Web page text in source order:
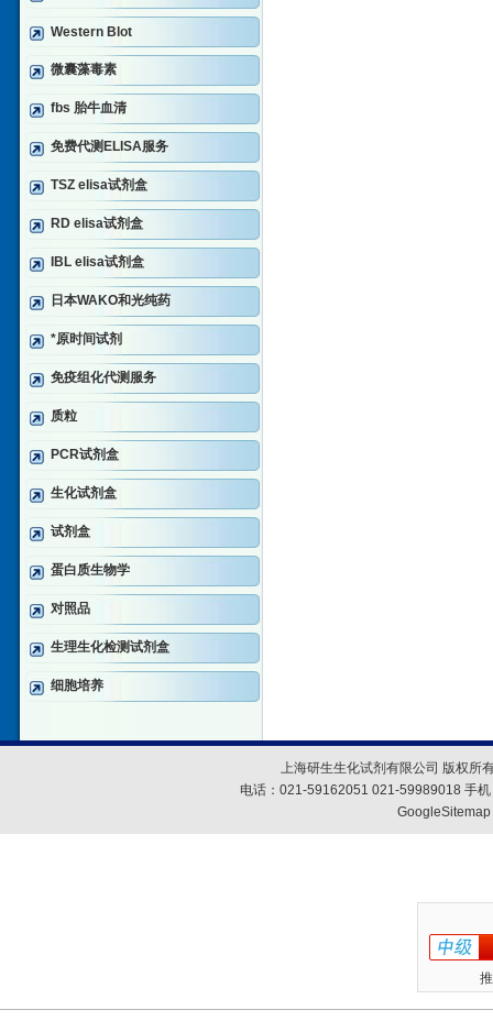
Western Blot
微囊藻毒素
fbs 胎牛血清
免费代测ELISA服务
TSZ elisa试剂盒
RD elisa试剂盒
IBL elisa试剂盒
日本WAKO和光纯药
*原时间试剂
免疫组化代测服务
质粒
PCR试剂盒
生化试剂盒
试剂盒
蛋白质生物学
对照品
生理生化检测试剂盒
细胞培养
上海研生生化试剂有限公司 版权所
电话：021-59162051 021-59989018 手
GoogleSitemap